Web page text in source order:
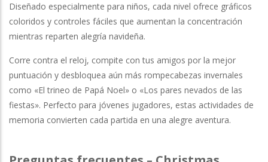
Diseñado especialmente para niños, cada nivel ofrece gráficos
coloridos y controles fáciles que aumentan la concentración
mientras reparten alegría navideña.
Corre contra el reloj, compite con tus amigos por la mejor
puntuación y desbloquea aún más rompecabezas invernales
como «El trineo de Papá Noel» o «Los pares nevados de las
fiestas». Perfecto para jóvenes jugadores, estas actividades de
memoria convierten cada partida en una alegre aventura.